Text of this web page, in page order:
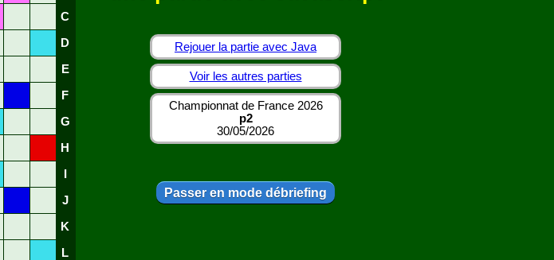
C
D
E
F
G
H
J
K
L
Rejouer la partie avec Java
Voir les autres parties
Championnat de France 2026
p2
30/05/2026
Passer en mode débriefing